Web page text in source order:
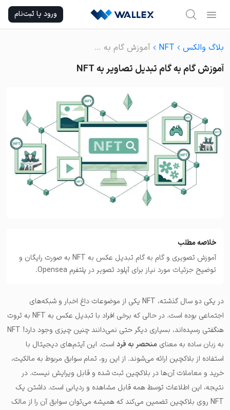
content
ورود یا ثبت‌نام
بلاگ والکس NFT آموزش گام به گام تبدیل تصاویر به NFT
آموزش گام به گام تبدیل تصاویر به NFT
خلاصه مطلب
آموزش تصویری و گام به گام تبدیل عکس به NFT به صورت رایگان و
توضیح جزئیات مورد نیاز برای آپلود تصویر در پلتفرم Opensea.
در یکی دو سال گذشته، NFT یکی از موضوعات داغ اخبار و شبکه‌های
اجتماعی بوده است. در حالی که برخی افراد با تبدیل عکس به NFT به ثروت
هنگفتی رسیده‌اند، بسیاری دیگر حتی نمی‌دانند چنین چیزی وجود دارد! NFT
به زبان ساده به معنای منحصر به فرد است. این آیتم‌های دیجیتال با
استفاده از بلاکچین ارائه می‌شوند. از این رو، تمام سوابق مربوط به مالکیت،
خرید و معاملات آن‌ها در بلاکچین ثبت شده و قابل ویرایش نیست. در
نتیجه، این اطلاعات توسط همه قابل مشاهده و ردیابی است. داشتن یک
NFT روی بلاکچین تضمین می‌کند که همیشه می‌توان سوابق آن را از مالک